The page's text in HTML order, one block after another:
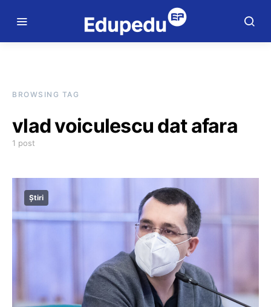
BROWSING TAG
vlad voiculescu dat afara
1 post
Știri